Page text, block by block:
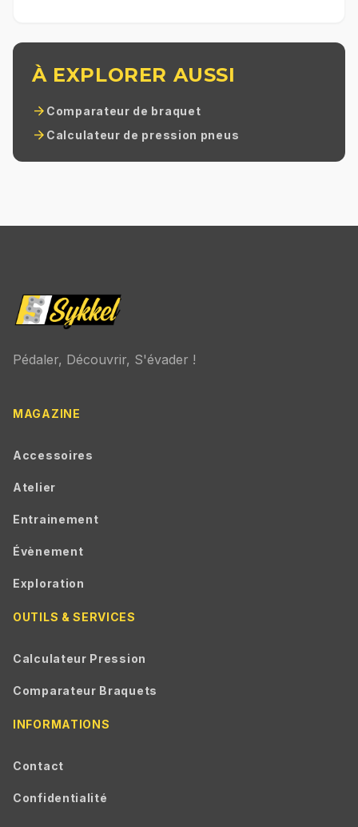
À EXPLORER AUSSI
arrow_forward Comparateur de braquet
arrow_forward Calculateur de pression pneus
Pédaler, Découvrir, S'évader !
MAGAZINE
Accessoires
Atelier
Entrainement
Évènement
Exploration
OUTILS & SERVICES
Calculateur Pression
Comparateur Braquets
INFORMATIONS
Contact
Confidentialité